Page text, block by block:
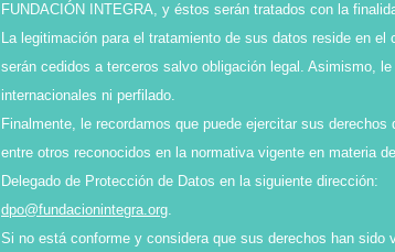
FUNDACIÓN INTEGRA, y éstos serán tratados con la
La legitimación para el tratamiento de sus datos reside en
serán cedidos a terceros salvo obligación legal. Asimismo,
internacionales ni perfilado.
Finalmente, le recordamos que puede ejercitar sus
entre otros reconocidos en la normativa vigente en materia
Delegado de Protección de Datos en la siguiente dirección:
dpo@fundacionintegra.org.
Si no está conforme y considera que sus derechos han sido